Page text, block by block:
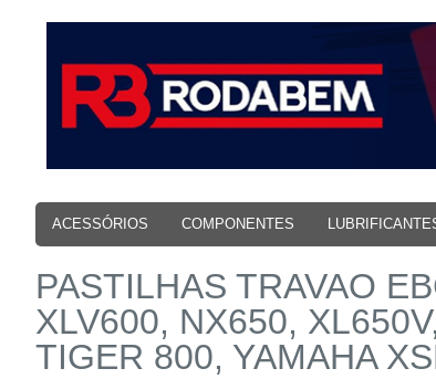
ACESSÓRIOS COMPONENTES
PASTILHAS TRAVAO
XLV600, NX650,
TIGER 800, YAMAHA